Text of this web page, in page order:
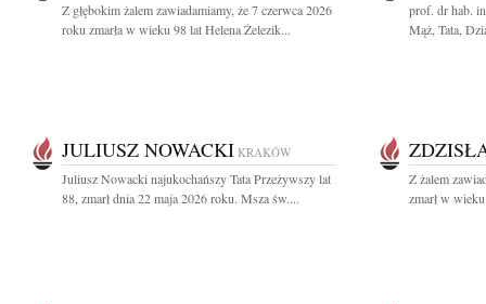
Z głębokim żalem zawiadamiamy, że 7 czerwca 2026
roku zmarła w wieku 98 lat Helena Żelezik...
prof. dr hab.
Mąż, Tata,
JULIUSZ NOWACKI KRAKÓW
Juliusz Nowacki najukochańszy Tata Przeżywszy lat
88, zmarł dnia 22 maja 2026 roku. Msza św....
Z żalem
zmarł w